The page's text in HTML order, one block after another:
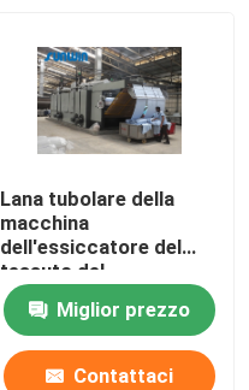
Lana tubolare della
macchina
dell'essiccatore del
tessuto del
riscaldamento a gas
pre asciugatrice
50m/Min
Miglior prezzo
Contattaci